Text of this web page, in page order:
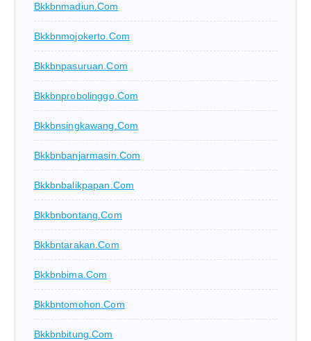
Bkkbnmadiun.com
Bkkbnmojokerto.com
Bkkbnpasuruan.com
Bkkbnprobolinggo.com
Bkkbnsingkawang.com
Bkkbnbanjarmasin.com
Bkkbnbalikpapan.com
Bkkbnbontang.com
Bkkbntarakan.com
Bkkbnbima.com
Bkkbntomohon.com
Bkkbnbitung.com